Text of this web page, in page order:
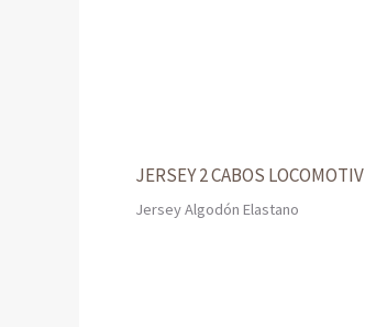
JERSEY 2 CABOS LOCOMOTIV
Jersey Algodón Elastano